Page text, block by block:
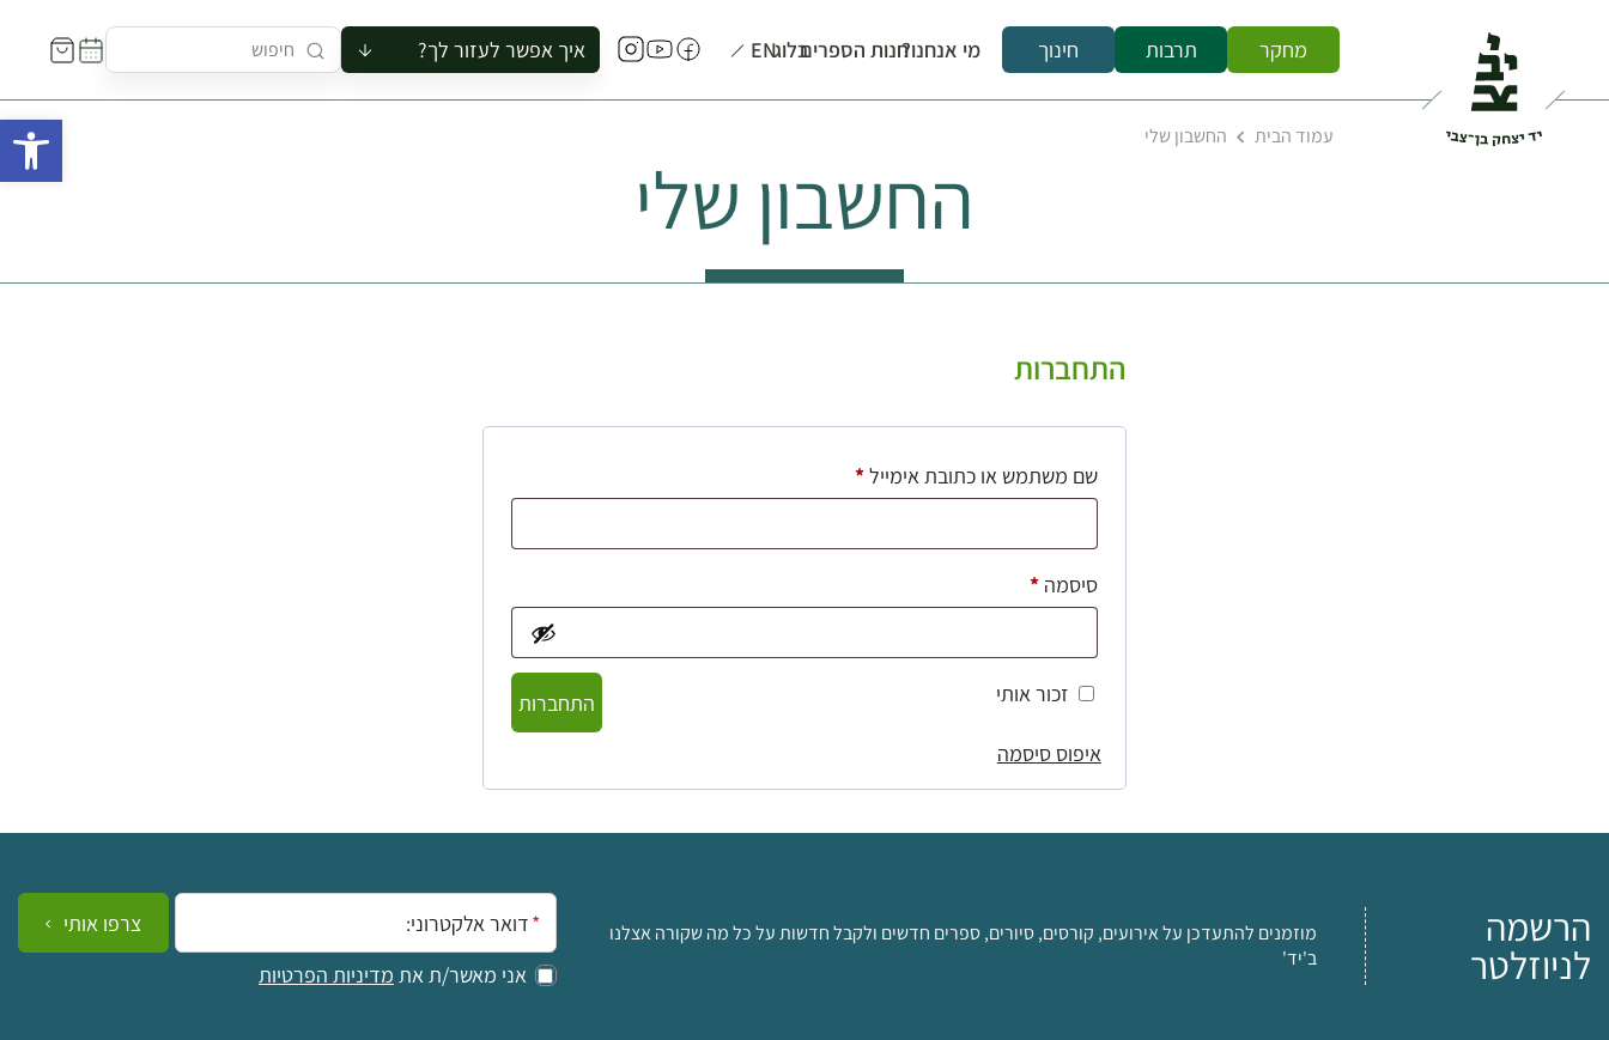
מחקר תרבות חינוך מי אנחנו?חנות הספריםבלוגEN איך אפשר לעזור לך?
להזמין סיור לקבוצה
לתאם ביקור בצריף
עמוד הבית החשבון שלי
החשבון שלי
התחברות
שם משתמש או כתובת אימייל*חובה
סיסמה*חובה
זכור אותי
התחברות
איפוס סיסמה
הרשמה
לניוזלטר
מוזמנים להתעדכן על אירועים, קורסים, סיורים, ספרים חדשים ולקבל חדשות על כל מה שקורה אצלנו
ב'יד'
אימייל:
אני מאשר/ת את מדיניות הפרטיות
צרפו אותי